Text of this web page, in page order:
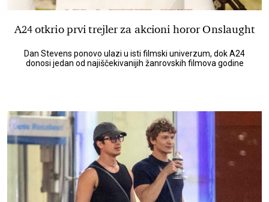
A24 otkrio prvi trejler za akcioni horor Onslaught
Dan Stevens ponovo ulazi u isti filmski univerzum, dok A24
donosi jedan od najiščekivanijih žanrovskih filmova godine